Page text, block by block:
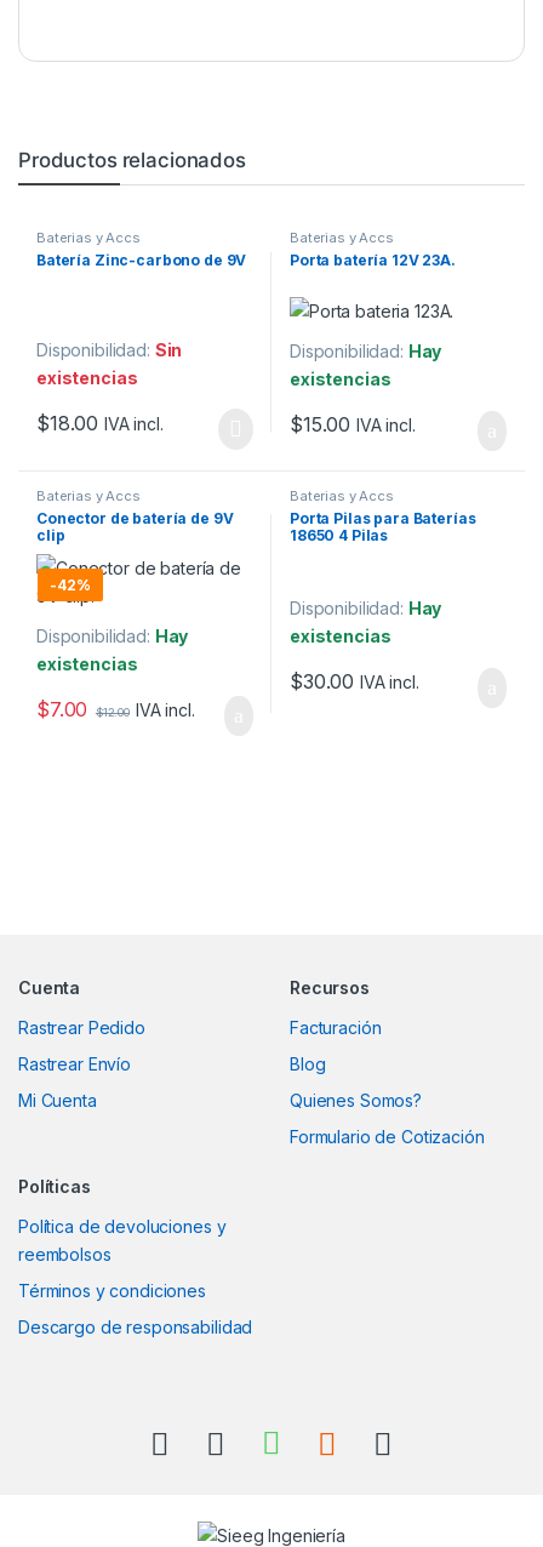
Productos relacionados
Baterias y Accs
Batería Zinc-carbono de 9V
Disponibilidad: Sin
existencias
$18.00 IVA incl.
Baterias y Accs
Porta batería 12V 23A.
Disponibilidad: Hay
existencias
$15.00 IVA incl.
Baterias y Accs
Conector de batería de 9V
clip
-42%
Disponibilidad: Hay
existencias
$7.00 $12.00 IVA incl.
Baterias y Accs
Porta Pilas para Baterías
18650 4 Pilas
Disponibilidad: Hay
existencias
$30.00 IVA incl.
Cuenta
Rastrear Pedido
Rastrear Envío
Mi Cuenta
Recursos
Facturación
Blog
Quienes Somos?
Formulario de Cotización
Políticas
Política de devoluciones y
reembolsos
Términos y condiciones
Descargo de responsabilidad